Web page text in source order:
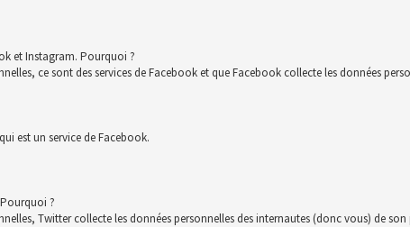
et Instagram. Pourquoi ?
ce sont des services de Facebook et que Facebook collecte les données
est un service de Facebook.
?
Twitter collecte les données personnelles des internautes (donc vous) de son